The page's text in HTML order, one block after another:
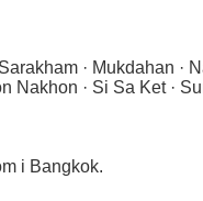
· Mukdahan ·
Nakhon · Si Sa Ket ·
i Bangkok.